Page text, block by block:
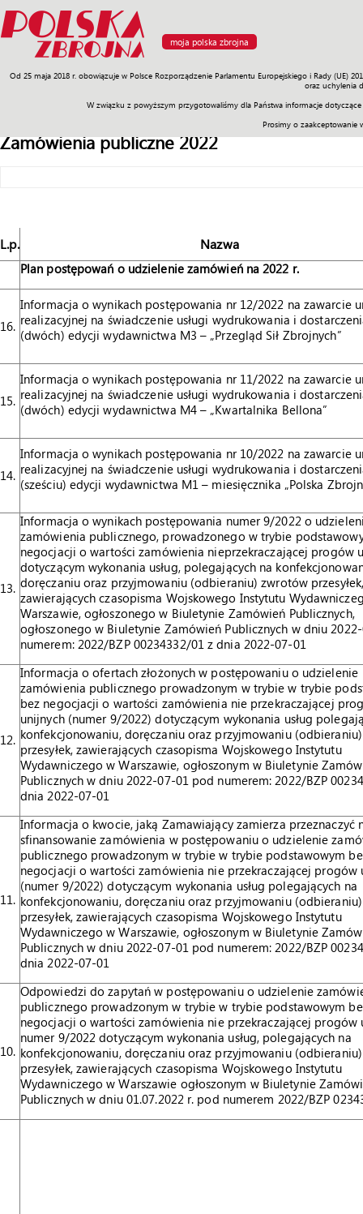
moja polska zbrojna
Od 25 maja 2018 r. obowiązuje w Polsce Rozporządzenie Parlamentu Europejskiego i Rady
oraz uchylenia
W związku z powyższym przygotowaliśmy dla Państwa informacje
Prosimy o
Armia Poligon Sprzęt Misje Polityka Prawo Świat
Zamówienia publiczne 2022
L.p. Nazwa
Plan postępowań o udzielenie zamówień na 2022 r.
16.
Informacja o wynikach postępowania nr 12/2022 na zawarcie
realizacyjnej na świadczenie usługi wydrukowania i
(dwóch) edycji wydawnictwa M3 – „Przegląd Sił Zbrojnych”
15.
Informacja o wynikach postępowania nr 11/2022 na zawarcie
realizacyjnej na świadczenie usługi wydrukowania i
(dwóch) edycji wydawnictwa M4 – „Kwartalnika Bellona”
14.
Informacja o wynikach postępowania nr 10/2022 na zawarcie
realizacyjnej na świadczenie usługi wydrukowania i
(sześciu) edycji wydawnictwa M1 – miesięcznika „Polska
13.
Informacja o wynikach postępowania numer 9/2022 o
zamówienia publicznego, prowadzonego w trybie
negocjacji o wartości zamówienia nieprzekraczającej progów
dotyczącym wykonania usług, polegających na
doręczaniu oraz przyjmowaniu (odbieraniu) zwrotów
zawierających czasopisma Wojskowego Instytutu
Warszawie, ogłoszonego w Biuletynie Zamówień Publicznych,
ogłoszonego w Biuletynie Zamówień Publicznych w dniu
numerem: 2022/BZP 00234332/01 z dnia 2022-07-01
12.
Informacja o ofertach złożonych w postępowaniu o udzielenie
zamówienia publicznego prowadzonym w trybie w trybie
bez negocjacji o wartości zamówienia nie przekraczającej
unijnych (numer 9/2022) dotyczącym wykonania usług
konfekcjonowaniu, doręczaniu oraz przyjmowaniu
przesyłek, zawierających czasopisma Wojskowego Instytutu
Wydawniczego w Warszawie, ogłoszonym w Biuletynie
Publicznych w dniu 2022-07-01 pod numerem: 2022/BZP
dnia 2022-07-01
11.
Informacja o kwocie, jaką Zamawiający zamierza przeznaczyć
sfinansowanie zamówienia w postępowaniu o udzielenie
publicznego prowadzonym w trybie w trybie podstawowym
negocjacji o wartości zamówienia nie przekraczającej progów
(numer 9/2022) dotyczącym wykonania usług polegających na
konfekcjonowaniu, doręczaniu oraz przyjmowaniu
przesyłek, zawierających czasopisma Wojskowego Instytutu
Wydawniczego w Warszawie, ogłoszonym w Biuletynie
Publicznych w dniu 2022-07-01 pod numerem: 2022/BZP
dnia 2022-07-01
10.
Odpowiedzi do zapytań w postępowaniu o udzielenie
publicznego prowadzonym w trybie w trybie podstawowym
negocjacji o wartości zamówienia nie przekraczającej progów
numer 9/2022 dotyczącym wykonania usług, polegających na
konfekcjonowaniu, doręczaniu oraz przyjmowaniu
przesyłek, zawierających czasopisma Wojskowego Instytutu
Wydawniczego w Warszawie ogłoszonym w Biuletynie
Publicznych w dniu 01.07.2022 r. pod numerem 2022/BZP